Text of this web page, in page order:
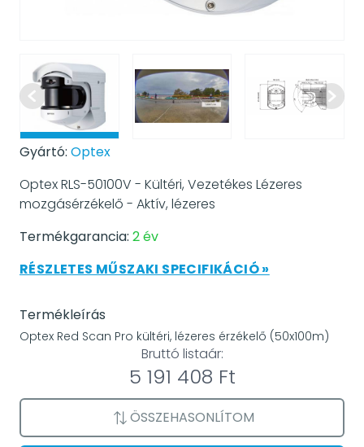
Gyártó: Optex
Optex RLS-50100V - Kültéri, Vezetékes Lézeres
mozgásérzékelő - Aktív, lézeres
Termékgarancia: 2 év
RÉSZLETES MŰSZAKI SPECIFIKÁCIÓ »
Termékleírás
Optex Red Scan Pro kültéri, lézeres érzékelő (50x100m)
Bruttó listaár:
5 191 408 Ft
ÖSSZEHASONLÍTOM